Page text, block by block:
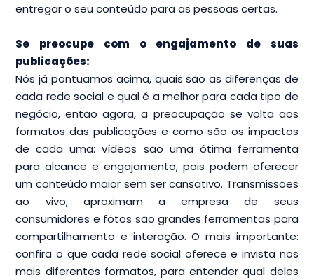
entregar o seu conteúdo para as pessoas certas.
Se preocupe com o engajamento de suas
publicações:
Nós já pontuamos acima, quais são as diferenças de
cada rede social e qual é a melhor para cada tipo de
negócio, então agora, a preocupação se volta aos
formatos das publicações e como são os impactos
de cada uma: vídeos são uma ótima ferramenta
para alcance e engajamento, pois podem oferecer
um conteúdo maior sem ser cansativo. Transmissões
ao vivo, aproximam a empresa de seus
consumidores e fotos são grandes ferramentas para
compartilhamento e interação. O mais importante:
confira o que cada rede social oferece e invista nos
mais diferentes formatos, para entender qual deles